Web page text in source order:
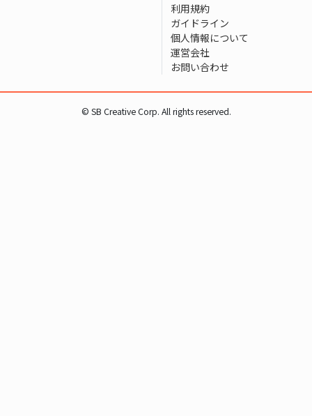
利用規約
ガイドライン
個人情報について
運営会社
お問い合わせ
© SB Creative Corp. All rights reserved.